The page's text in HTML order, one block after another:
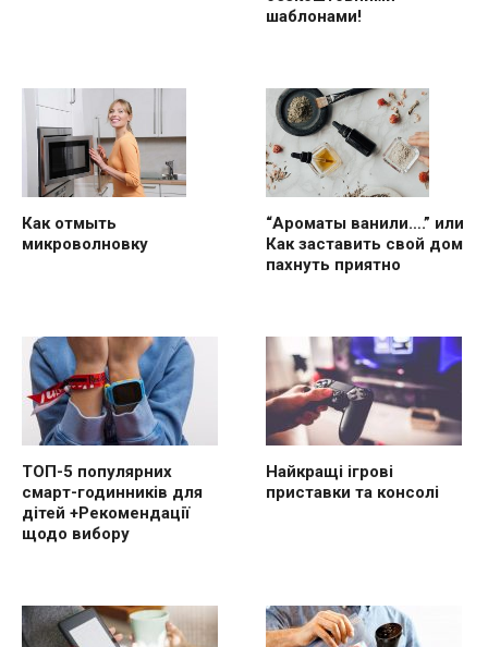
шаблонами!
Как отмыть
микроволновку
“Ароматы ванили….” или
Как заставить свой дом
пахнуть приятно
ТОП-5 популярних
смарт-годинників для
дітей +Рекомендації
щодо вибору
Найкращі ігрові
приставки та консолі